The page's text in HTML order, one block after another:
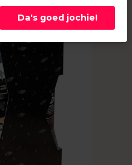
Da's goed jochie!